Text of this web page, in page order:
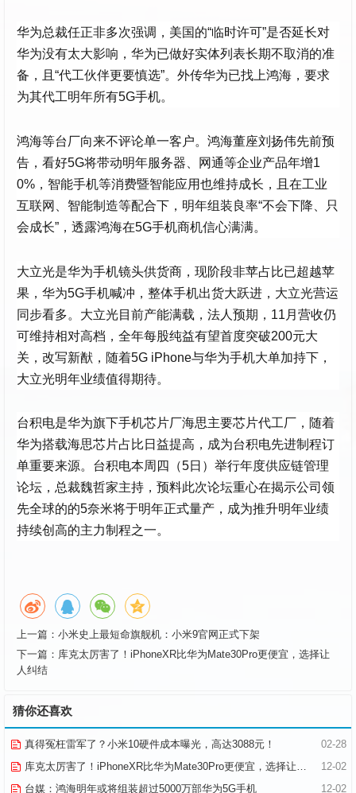
华为总裁任正非多次强调，美国的“临时许可”是否延长对
华为没有太大影响，华为已做好实体列表长期不取消的准
备，且“代工伙伴更要慎选”。外传华为已找上鸿海，要求
为其代工明年所有5G手机。
鸿海等台厂向来不评论单一客户。鸿海董座刘扬伟先前预
告，看好5G将带动明年服务器、网通等企业产品年增1
0%，智能手机等消费暨智能应用也维持成长，且在工业
互联网、智能制造等配合下，明年组装良率“不会下降、只
会成长”，透露鸿海在5G手机商机信心满满。
大立光是华为手机镜头供货商，现阶段非苹占比已超越苹
果，华为5G手机喊冲，整体手机出货大跃进，大立光营运
同步看多。大立光目前产能满载，法人预期，11月营收仍
可维持相对高档，全年每股纯益有望首度突破200元大
关，改写新猷，随着5G iPhone与华为手机大单加持下，
大立光明年业绩值得期待。
台积电是华为旗下手机芯片厂海思主要芯片代工厂，随着
华为搭载海思芯片占比日益提高，成为台积电先进制程订
单重要来源。台积电本周四（5日）举行年度供应链管理
论坛，总裁魏哲家主持，预料此次论坛重心在揭示公司领
先全球的的5奈米将于明年正式量产，成为推升明年业绩
持续创高的主力制程之一。
上一篇： 小米史上最短命旗舰机：小米9官网正式下架
下一篇： 库克太厉害了！iPhoneXR比华为Mate30Pro更便宜，选择让
人纠结
猜你还喜欢
02-28
真得冤枉雷军了？小米10硬件成本曝光，高达3088元！
12-02
库克太厉害了！iPhoneXR比华为Mate30Pro更便宜，选择让人纠结
12-02
台媒：鸿海明年或将组装超过5000万部华为5G手机